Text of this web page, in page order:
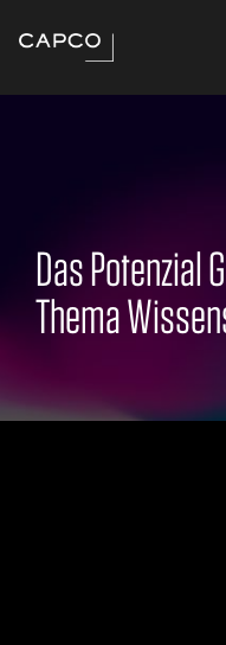
Das Potenzial
Thema